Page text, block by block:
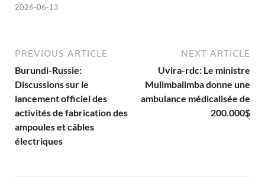
2026-06-13
PREVIOUS ARTICLE
Burundi-Russie:
Discussions sur le
lancement officiel des
activités de fabrication des
ampoules et câbles
électriques
NEXT ARTICLE
Uvira-rdc: Le ministre
Mulimbalimba donne une
ambulance médicalisée de
200.000$